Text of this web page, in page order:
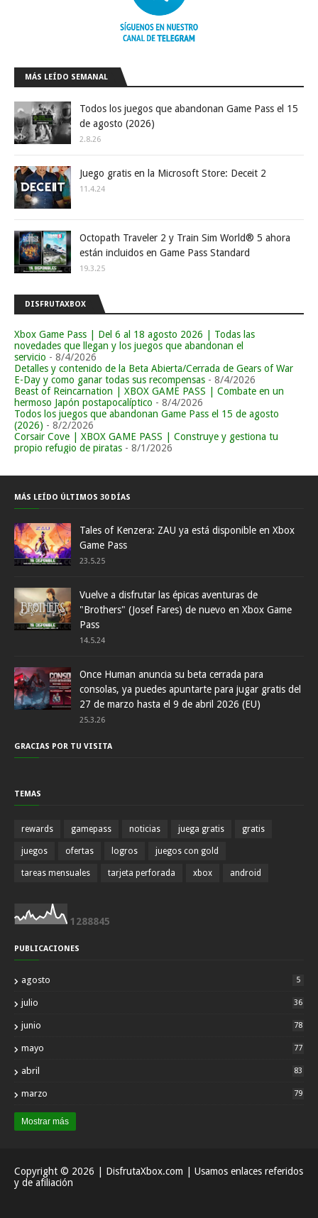
MÁS LEÍDO SEMANAL
Todos los juegos que abandonan Game Pass el 15
de agosto (2026)
2.8.26
Juego gratis en la Microsoft Store: Deceit 2
11.4.24
Octopath Traveler 2 y Train Sim World® 5 ahora
están incluidos en Game Pass Standard
19.3.25
DISFRUTAXBOX
Xbox Game Pass | Del 6 al 18 agosto 2026 | Todas las
novedades que llegan y los juegos que abandonan el
servicio - 8/4/2026
Detalles y contenido de la Beta Abierta/Cerrada de Gears of War
E-Day y como ganar todas sus recompensas - 8/4/2026
Beast of Reincarnation | XBOX GAME PASS | Combate en un
hermoso Japón postapocalíptico - 8/4/2026
Todos los juegos que abandonan Game Pass el 15 de agosto
(2026) - 8/2/2026
Corsair Cove | XBOX GAME PASS | Construye y gestiona tu
propio refugio de piratas - 8/1/2026
MÁS LEÍDO ÚLTIMOS 30 DÍAS
Tales of Kenzera: ZAU ya está disponible en Xbox
Game Pass
23.5.25
Vuelve a disfrutar las épicas aventuras de
"Brothers" (Josef Fares) de nuevo en Xbox Game
Pass
14.5.24
Once Human anuncia su beta cerrada para
consolas, ya puedes apuntarte para jugar gratis del
27 de marzo hasta el 9 de abril 2026 (EU)
25.3.26
GRACIAS POR TU VISITA
TEMAS
rewards gamepass noticias juega gratis gratis
juegos ofertas logros juegos con gold
tareas mensuales tarjeta perforada xbox android
1 288845
PUBLICACIONES
agosto 5
julio 36
junio 78
mayo 77
abril 83
marzo 79
Mostrar más
Copyright © 2026 | DisfrutaXbox.com | Usamos enlaces referidos
y de afiliación